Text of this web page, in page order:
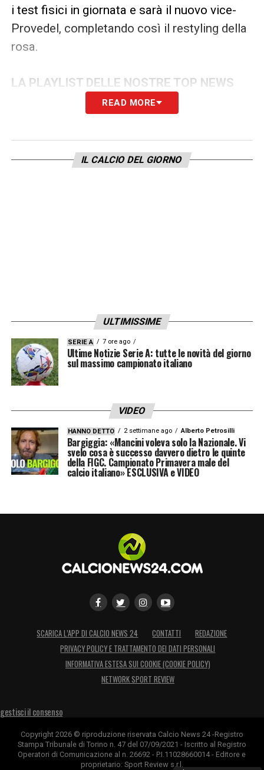
i test fisici in giornata e sarà il nuovo vice-
Provedel, completando così il restyling della
rosa.
LA PLAYLIST DELLE NOSTRE TOP NEWS
READ MORE
IL CALCIO DEL GIORNO
ULTIMISSIME
SERIE A 7 ore ago
Ultime Notizie Serie A: tutte le novità del giorno
sul massimo campionato italiano
VIDEO
HANNO DETTO 2 settimane ago Alberto Petrosilli
Bargiggia: «Mancini voleva solo la Nazionale. Vi
svelo cosa è successo davvero dietro le quinte
della FIGC. Campionato Primavera male del
calcio italiano» ESCLUSIVA e VIDEO
SCARICA L’APP DI CALCIO NEWS 24 CONTATTI
REDAZIONE
PRIVACY POLICY E TRATTAMENTO DEI DATI PERSONALI
INFORMATIVA ESTESA SUI COOKIE (COOKIE POLICY)
NETWORK SPORT REVIEW
gestisci il consenso
Copyright 2026 © riproduzione riservata Calcio News 24 -Registro
Stampa Tribunale di Torino n. 47 del 07/09/2021 - Iscritto al Registro
Operatori di Comunicazione al n. 26692 - P.I.11028660014 - Editore e
proprietario: Sport Review s.r.l.